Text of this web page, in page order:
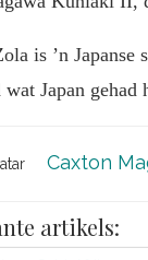
is ’n Japanse
Japan
Caxton
artikels: